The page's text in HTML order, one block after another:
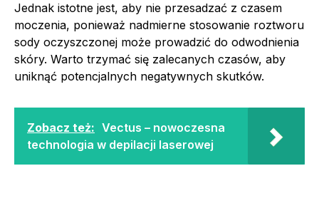
Jednak istotne jest, aby nie przesadzać z czasem
moczenia, ponieważ nadmierne stosowanie roztworu
sody oczyszczonej może prowadzić do odwodnienia
skóry. Warto trzymać się zalecanych czasów, aby
uniknąć potencjalnych negatywnych skutków.
Zobacz też: Vectus – nowoczesna
technologia w depilacji laserowej